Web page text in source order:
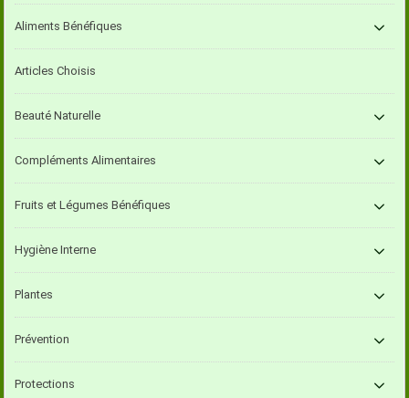
Aliments Bénéfiques
Articles Choisis
Beauté Naturelle
Compléments Alimentaires
Fruits et Légumes Bénéfiques
Hygiène Interne
Plantes
Prévention
Protections